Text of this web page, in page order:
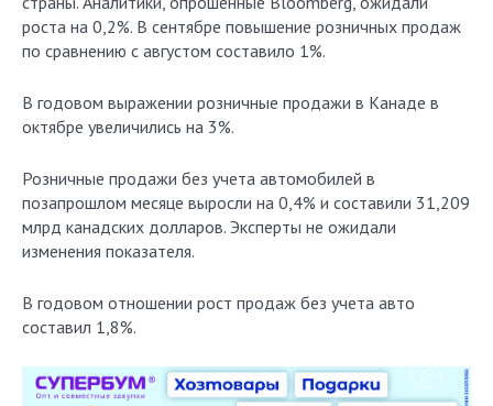
роста на 0,2%. В сентябре повышение розничных продаж
по сравнению с августом составило 1%.
В годовом выражении розничные продажи в Канаде в
октябре увеличились на 3%.
Розничные продажи без учета автомобилей в
позапрошлом месяце выросли на 0,4% и составили 31,209
млрд канадских долларов. Эксперты не ожидали
изменения показателя.
В годовом отношении рост продаж без учета авто
составил 1,8%.